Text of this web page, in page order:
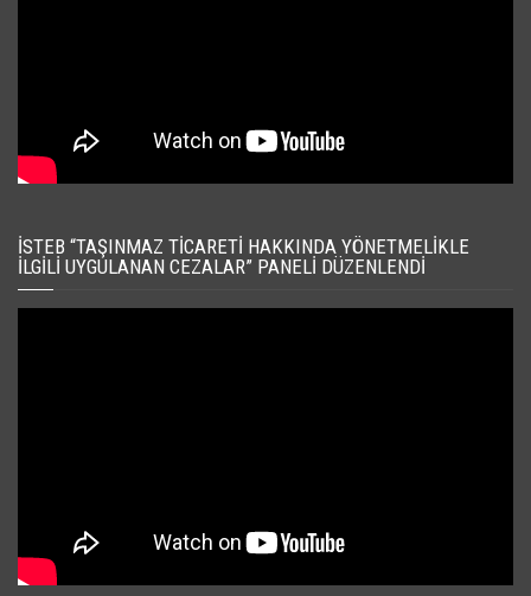
İSTEB “TAŞINMAZ TICARETI HAKKINDA YÖNETMELIKLE
İLGILI UYGULANAN CEZALAR” PANELI DÜZENLENDI